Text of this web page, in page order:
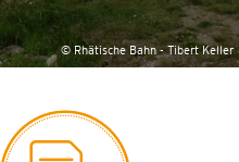
© Rhätische Bahn - Tibert Keller